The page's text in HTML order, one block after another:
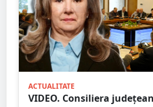
ACTUALITATE
VIDEO. Consiliera